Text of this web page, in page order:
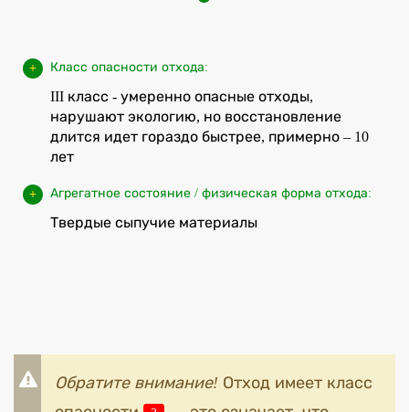
Класс опасности отхода:
III класс - умеренно опасные отходы,
нарушают экологию, но восстановление
длится идет гораздо быстрее, примерно – 10
лет
Агрегатное состояние / физическая форма отхода:
Твердые сыпучие материалы
Обратите внимание! Отход имеет класс